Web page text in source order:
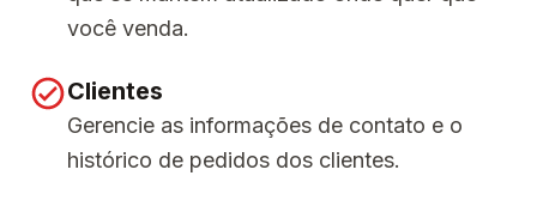
você venda.
Clientes
Gerencie as informações de contato e o
histórico de pedidos dos clientes.